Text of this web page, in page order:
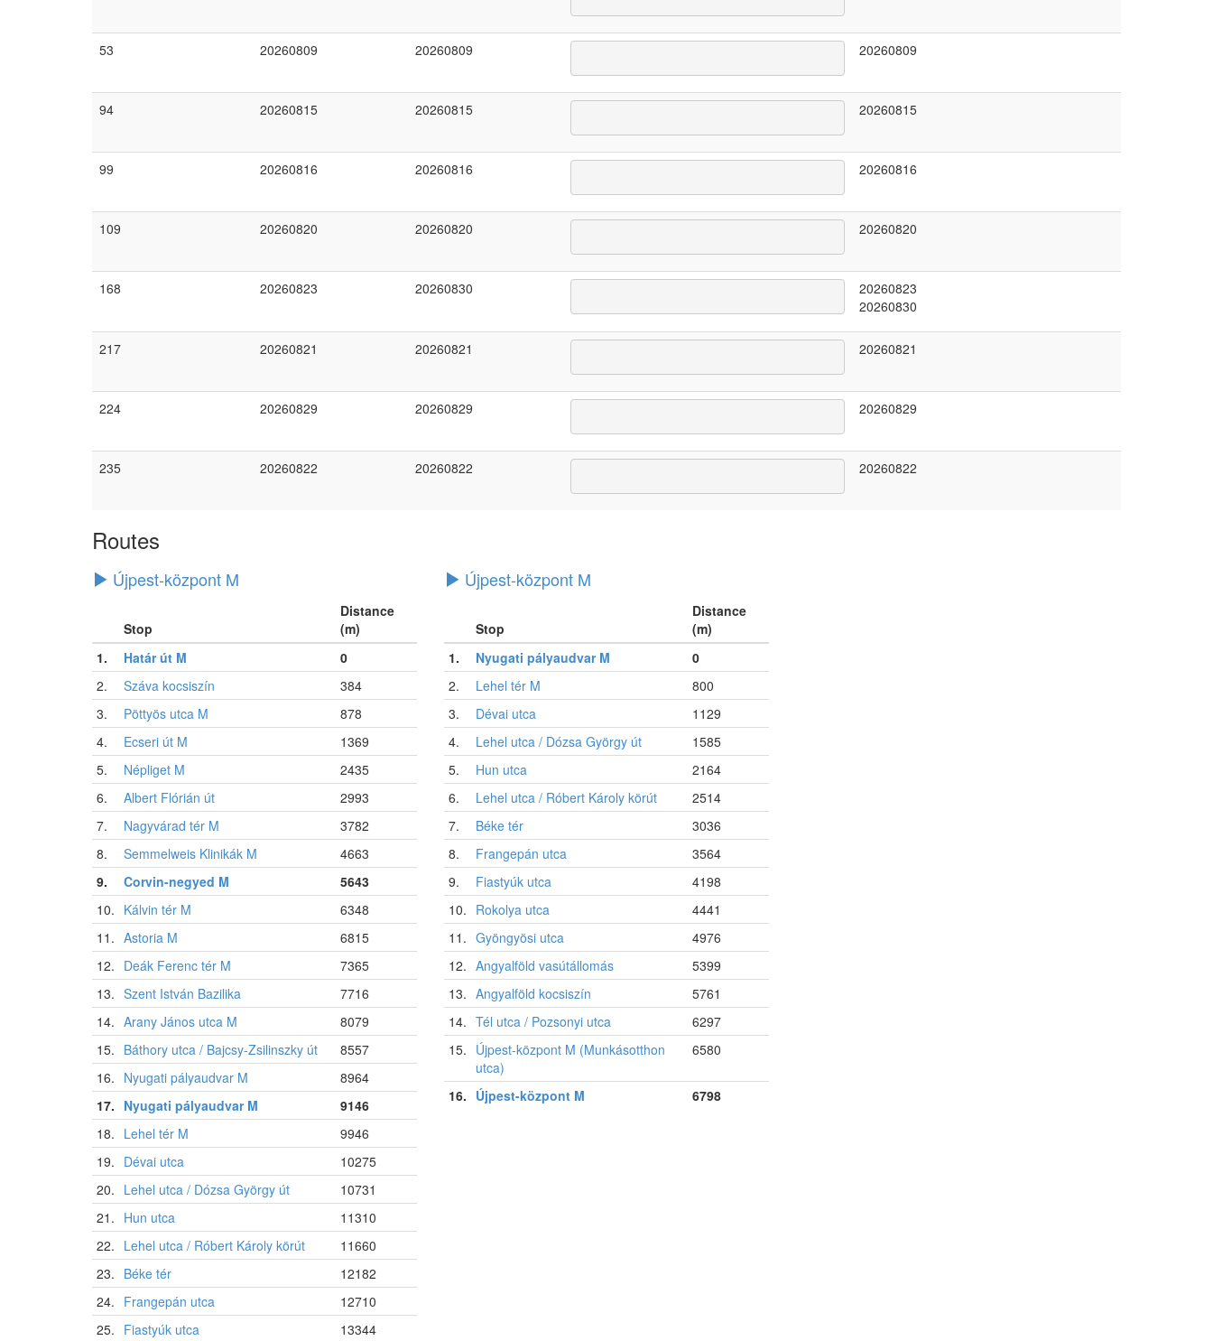
53 20260809 20260809 20260809
94 20260815 20260815 20260815
99 20260816 20260816 20260816
109 20260820 20260820 20260820
168 20260823 20260830
20260823
20260830
217 20260821 20260821 20260821
224 20260829 20260829 20260829
235 20260822 20260822 20260822
Routes
Újpest-központ M
Stop
Distance
(m)
1.
Határ út M
0
2.
Száva kocsiszín
384
3.
Pöttyös utca M
878
4.
Ecseri út M
1369
5.
Népliget M
2435
6.
Albert Flórián út
2993
7.
Nagyvárad tér M
3782
8.
Semmelweis Klinikák M
4663
9.
Corvin-negyed M
5643
10. Kálvin tér M
6348
11. Astoria M
6815
12. Deák Ferenc tér M
7365
13. Szent István Bazilika
7716
14. Arany János utca M
8079
15. Báthory utca / Bajcsy-Zsilinszky út
8557
16. Nyugati pályaudvar M
8964
17. Nyugati pályaudvar M
9146
18. Lehel tér M
9946
19. Dévai utca
10275
20. Lehel utca / Dózsa György út
10731
21. Hun utca
11310
22. Lehel utca / Róbert Károly körút
11660
23. Béke tér
12182
24. Frangepán utca
12710
25. Fiastyúk utca 13344
Újpest-központ M
Stop
Distance
(m)
1.
Nyugati pályaudvar M
0
2.
Lehel tér M
800
3.
Dévai utca
1129
4.
Lehel utca / Dózsa György út
1585
5.
Hun utca
2164
6.
Lehel utca / Róbert Károly körút
2514
7.
Béke tér
3036
8.
Frangepán utca
3564
9.
Fiastyúk utca
4198
10. Rokolya utca
4441
11. Gyöngyösi utca
4976
12. Angyalföld vasútállomás
5399
13. Angyalföld kocsiszín
5761
14. Tél utca / Pozsonyi utca
6297
15. Újpest-központ M (Munkásotthon
utca)
6580
16. Újpest-központ M 6798